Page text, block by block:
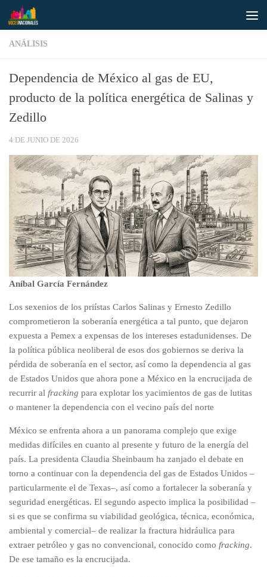
Saltar al contenido
ANÁLISIS
Dependencia de México al gas de EU,
producto de la política energética de Salinas y
Zedillo
4 DE JUNIO DE 2026
Aníbal García Fernández
Los sexenios de los priístas Carlos Salinas y Ernesto Zedillo
comprometieron la soberanía energética a tal punto, que dejaron
expuesta a Pemex a expensas de los intereses estadunidenses. De
la política pública neoliberal de esos dos gobiernos se deriva la
pérdida de soberanía en el sector, así como la dependencia al gas
de Estados Unidos que ahora pone a México en la encrucijada de
recurrir al fracking para explotar los yacimientos de gas de lutitas
o mantener la dependencia con el vecino país del norte
México se enfrenta ahora a un panorama complejo que exige
medidas difíciles en cuanto al presente y futuro de la energía del
país. La presidenta Claudia Sheinbaum ha zanjado el debate en
torno a continuar con la dependencia del gas de Estados Unidos –
particularmente el de Texas–, así como a fortalecer la soberanía y
seguridad energéticas. El segundo aspecto implica la posibilidad –
si es que se confirma su viabilidad geológica, técnica, económica,
ambiental y comercial– de realizar la fractura hidráulica para
extraer petróleo y gas no convencional, conocido como fracking.
De ese tamaño es la encrucijada.